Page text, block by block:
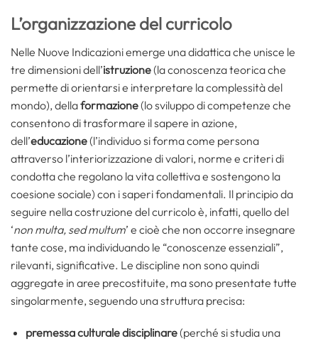
L’organizzazione del curricolo
Nelle Nuove Indicazioni emerge una didattica che unisce le
tre dimensioni dell’istruzione(la conoscenza teorica che
permette di orientarsi e interpretare la complessità del
mondo), dellaformazione(lo sviluppo di competenze che
consentono di trasformare il sapere in azione,
dell’educazione(l’individuo si forma come persona
attraverso l’interiorizzazione di valori, norme e criteri di
condotta che regolano la vita collettiva e sostengono la
coesione sociale) con i saperi fondamentali. Il principio da
seguire nella costruzione del curricolo è, infatti, quello del
‘non multa, sed multum’ e cioè che non occorre insegnare
tante cose, ma individuando le “conoscenze essenziali”,
rilevanti, significative. Le discipline non sono quindi
aggregate in aree precostituite, ma sono presentate tutte
singolarmente, seguendo una struttura precisa:
premessa culturale disciplinare(perché si studia una